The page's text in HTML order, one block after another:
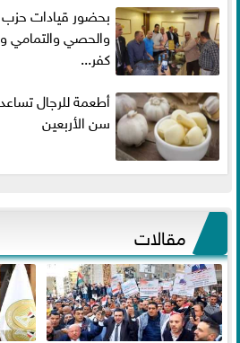
بحضور قيادات
والحصي والتمامي
كفر...
أطعمة للرجال
سن الأربعين
مقالات